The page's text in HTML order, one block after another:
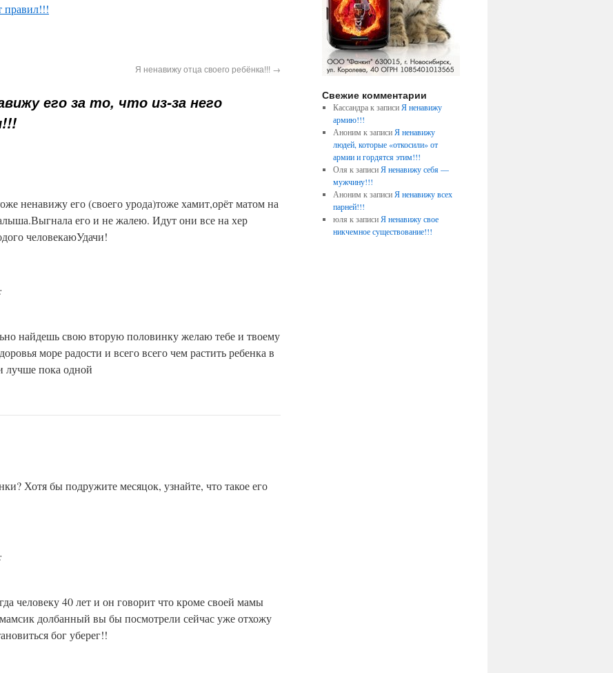
правил!!!
Я ненавижу отца своего ребёнка!!! →
его за то, что из-за него
ненавижу его (своего урода)тоже хамит,орёт матом на
его и не жалею. Идут они все на хер
человекаюУдачи!
найдешь свою вторую половинку желаю тебе и твоему
море радости и всего всего чем растить ребенка в
лучше пока одной
Хотя бы подружите месяцок, узнайте, что такое его
человеку 40 лет и он говорит что кроме своей мамы
долбанный вы бы посмотрели сейчас уже отхожу
бог уберег!!
Свежие комментарии
Кассандра к записи Я ненавижу
армию!!!
Аноним к записи Я ненавижу
людей, которые «откосили» от
армии и гордятся этим!!!
Оля к записи Я ненавижу себя —
мужчину!!!
Аноним к записи Я ненавижу всех
парней!!!
юля к записи Я ненавижу свое
никчемное существование!!!